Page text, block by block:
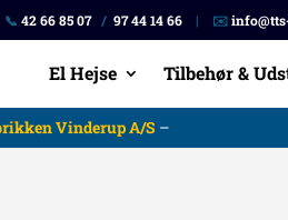
📞 42 66 85 07/ 97 44 14 66| ✉️
El Hejse Tilbehør &
Vinderup A/S –